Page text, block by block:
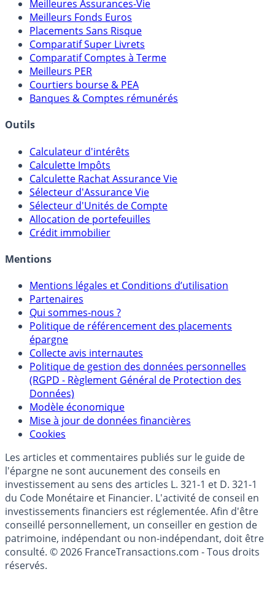
Meilleures Assurances-Vie
Meilleurs Fonds Euros
Placements Sans Risque
Comparatif Super Livrets
Comparatif Comptes à Terme
Meilleurs PER
Courtiers bourse & PEA
Calculateur d'intérêts
Calculette Impôts
Calculette Rachat Assurance Vie
Sélecteur d'Assurance Vie
Sélecteur d'Unités de Compte
Allocation de portefeuilles
Mentions légales et Conditions d’utilisation
Partenaires
Qui sommes-nous ?
Politique de référencement des placements
épargne
Collecte avis internautes
Politique de gestion des données personnelles
(RGPD - Règlement Général de Protection des
Données)
Modèle économique
Mise à jour de données financières
Cookies
Les articles et commentaires publiés sur le guide de
l'épargne ne sont aucunement des conseils en
investissement au sens des articles L. 321-1 et D. 321-1
du Code Monétaire et Financier. L'activité de conseil en
investissements financiers est réglementée. Afin d'être
conseillé personnellement, un conseiller en gestion de
patrimoine, indépendant ou non-indépendant, doit être
consulté. © 2026 FranceTransactions.com - Tous droits